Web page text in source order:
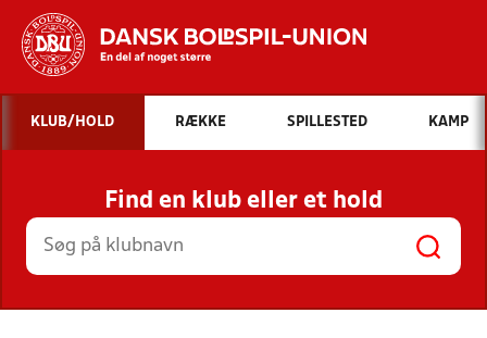
Hvad vil du søge efter?
INDHOLD OG NYHEDER
STILLINGER, RESULTATER, KLUBBER OG
HOLD
KLUB/HOLD RÆKKE SPILLESTED KAMP
Find en klub eller et hold